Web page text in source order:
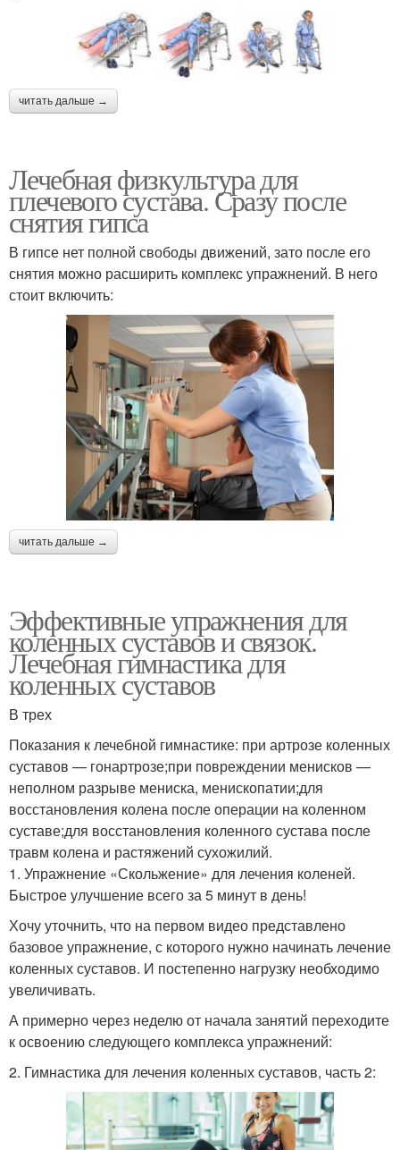
читать дальше →
Лечебная физкультура для
плечевого сустава. Сразу после
снятия гипса
В гипсе нет полной свободы движений, зато после его
снятия можно расширить комплекс упражнений. В него
стоит включить:
читать дальше →
Эффективные упражнения для
коленных суставов и связок.
Лечебная гимнастика для
коленных суставов
В трех
Показания к лечебной гимнастике: при артрозе коленных
суставов — гонартрозе;при повреждении менисков —
неполном разрыве мениска, менископатии;для
восстановления колена после операции на коленном
суставе;для восстановления коленного сустава после
травм колена и растяжений сухожилий.
1. Упражнение «Скольжение» для лечения коленей.
Быстрое улучшение всего за 5 минут в день!
Хочу уточнить, что на первом видео представлено
базовое упражнение, с которого нужно начинать лечение
коленных суставов. И постепенно нагрузку необходимо
увеличивать.
А примерно через неделю от начала занятий переходите
к освоению следующего комплекса упражнений:
2. Гимнастика для лечения коленных суставов, часть 2: